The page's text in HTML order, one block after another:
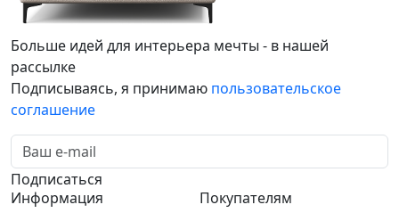
Больше идей для интерьера мечты - в нашей
рассылке
Подписываясь, я принимаю пользовательское
соглашение
Подписаться
Информация
Покупателям